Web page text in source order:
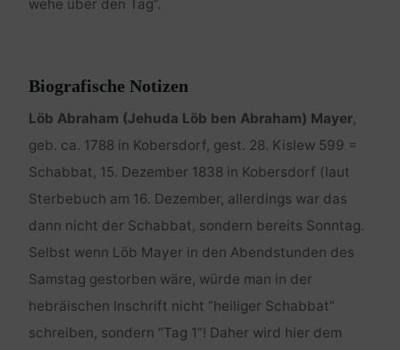
wehe über den Tag”.
Biografische Notizen
Löb Abraham (Jehuda Löb ben Abraham) Mayer,
geb. ca. 1788 in Kobersdorf, gest. 28. Kislew 599 =
Schabbat, 15. Dezember 1838 in Kobersdorf (laut
Sterbebuch am 16. Dezember, allerdings war das
dann nicht der Schabbat, sondern bereits Sonntag.
Selbst wenn Löb Mayer in den Abendstunden des
Samstag gestorben wäre, würde man in der
hebräischen Inschrift nicht “heiliger Schabbat”
schreiben, sondern “Tag 1”! Daher wird hier dem